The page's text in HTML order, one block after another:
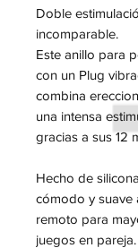
Doble
incomparable.
Este anillo para
con un Plug
combina
una intensa
gracias a sus 12
Hecho de
cómodo y suave
remoto para
juegos en